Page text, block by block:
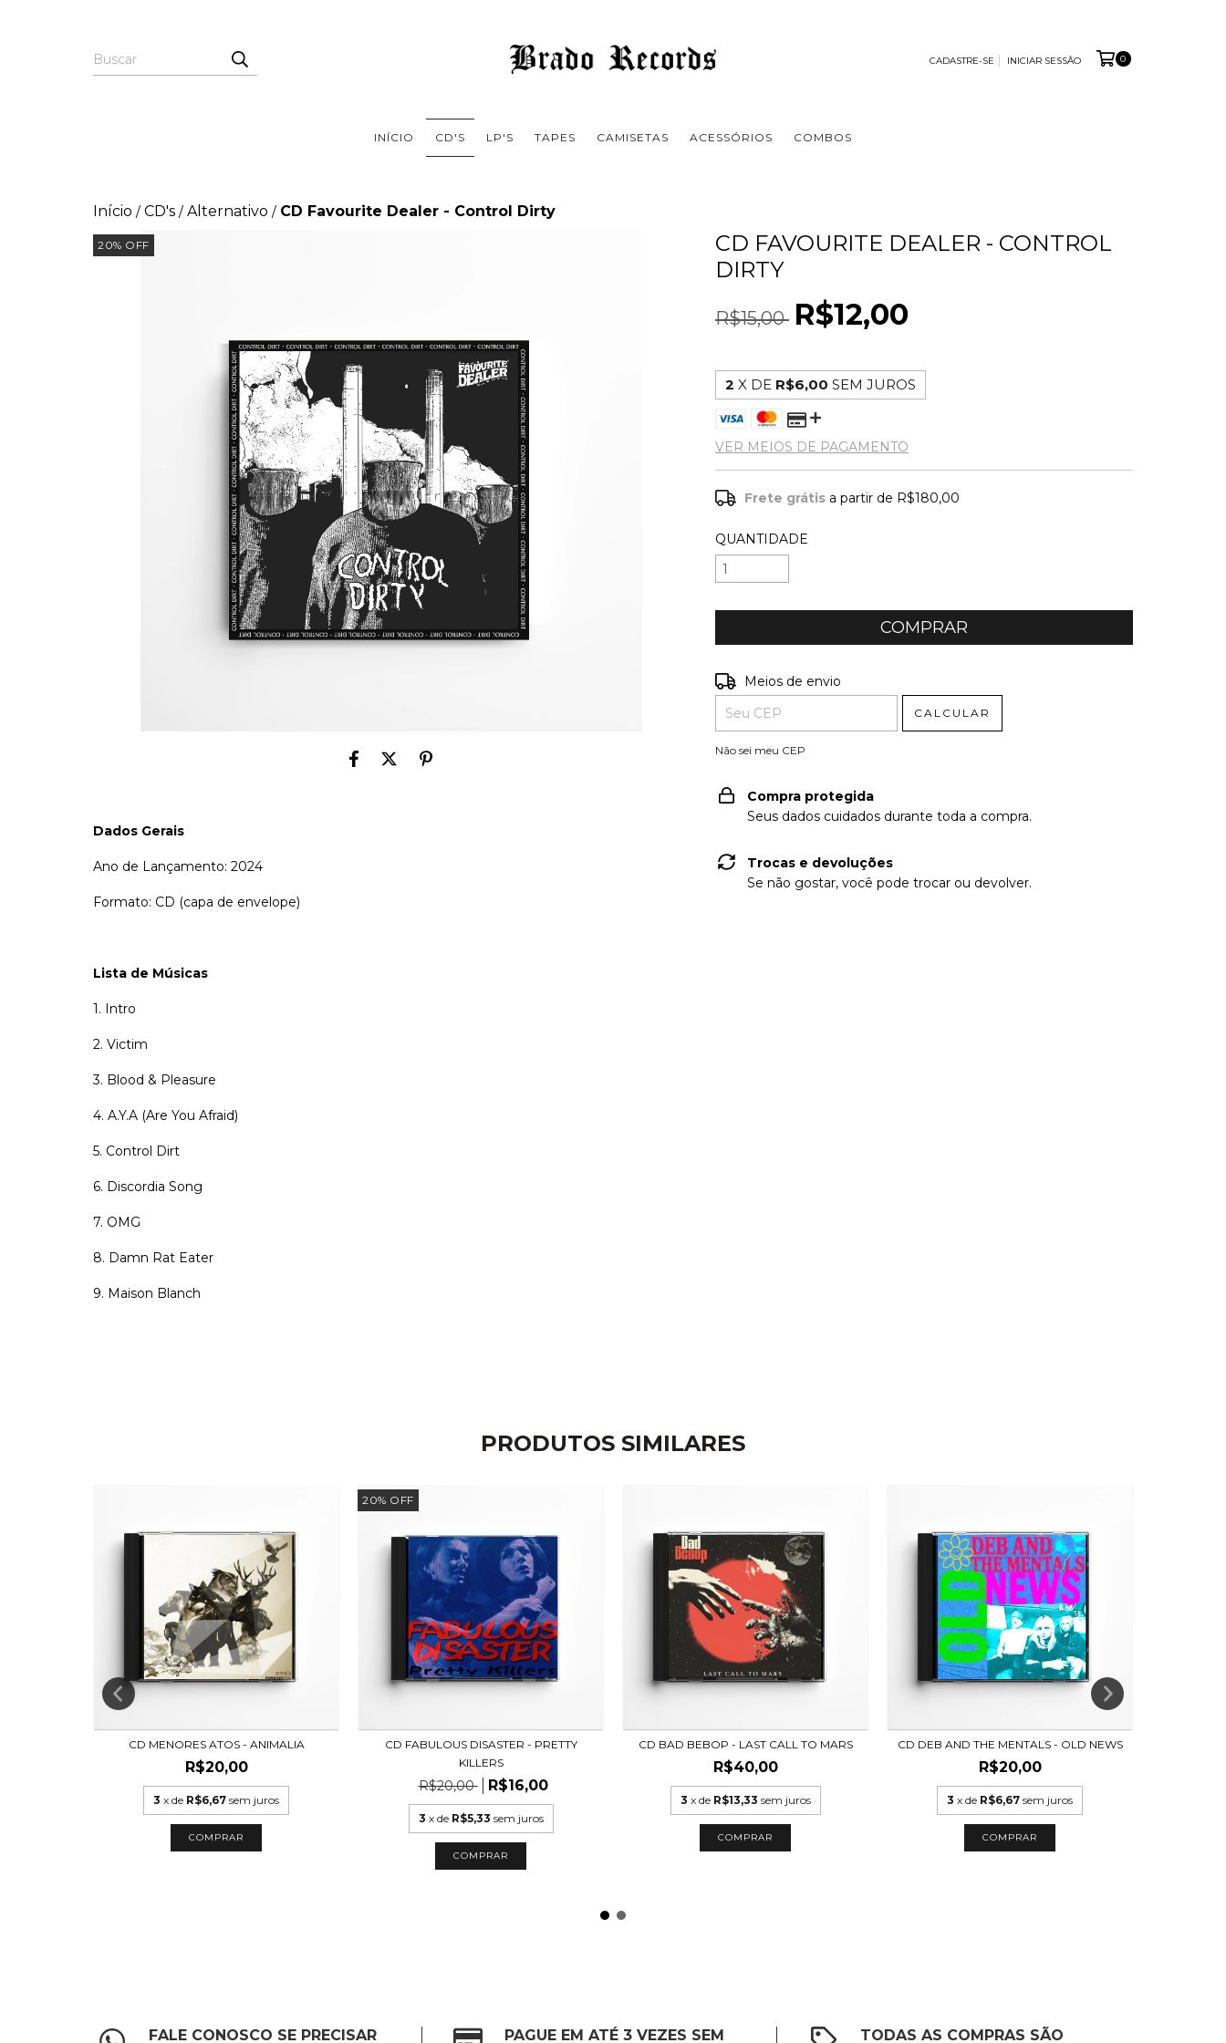
CADASTRE-SE INICIAR SESSÃO 0
INÍCIO CD'S LP'S TAPES CAMISETAS ACESSÓRIOS COMBOS
Início / CD's / Alternativo / CD Favourite Dealer - Control Dirty
20% OFF
Dados Gerais
Ano de Lançamento: 2024
Formato: CD (capa de envelope)
Lista de Músicas
1. Intro
2. Victim
3. Blood & Pleasure
4. A.Y.A (Are You Afraid)
5. Control Dirt
6. Discordia Song
7. OMG
8. Damn Rat Eater
9. Maison Blanch
CD FAVOURITE DEALER - CONTROL
DIRTY
R$15,00 R$12,00
2 X DE R$6,00 SEM JUROS
VER MEIOS DE PAGAMENTO
Frete grátis a partir de R$180,00
QUANTIDADE
Entregas para o CEP:
Meios de envio
CALCULAR
Não sei meu CEP
Compra protegida
Seus dados cuidados durante toda a compra.
Trocas e devoluções
Se não gostar, você pode trocar ou devolver.
PRODUTOS SIMILARES
CD MENORES ATOS - ANIMALIA
R$20,00
3 x de R$6,67 sem juros
20% OFF
CD FABULOUS DISASTER - PRETTY
KILLERS
R$20,00 R$16,00
3 x de R$5,33 sem juros
CD BAD BEBOP - LAST CALL TO MARS
R$40,00
3 x de R$13,33 sem juros
CD DEB AND THE MENTALS - OLD NEWS
R$20,00
3 x de R$6,67 sem juros
FALE CONOSCO SE PRECISAR PAGUE EM ATÉ 3 VEZES SEM TODAS AS COMPRAS SÃO